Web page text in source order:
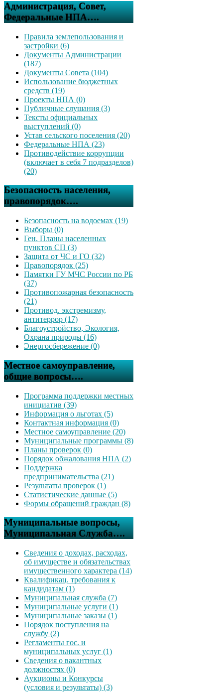
Администрация, Совет,
Федеральные НПА….
Правила землепользования и
застройки (6)
Документы Администрации
(187)
Документы Совета (104)
Использование бюджетных
средств (19)
Проекты НПА (0)
Публичные слушания (3)
Тексты официальных
выступлений (0)
Устав сельского поселения (20)
Федеральные НПА (23)
Противодействие коррупции
(включает в себя 7 подразделов)
(20)
Безопасность населения,
правопорядок….
Безопасность на водоемах (19)
Выборы (0)
Ген. Планы населенных
пунктов СП (3)
Защита от ЧС и ГО (32)
Правопорядок (25)
Памятки ГУ МЧС России по РБ
(37)
Противопожарная безопасность
(21)
Противод. экстремизму,
антитеррор (17)
Благоустройство, Экология,
Охрана природы (16)
Энергосбережение (0)
Местное самоуправление,
общие вопросы….
Программа поддержки местных
инициатив (39)
Информация о льготах (5)
Контактная информация (0)
Местное самоуправление (20)
Муниципальные программы (8)
Планы проверок (0)
Порядок обжалования НПА (2)
Поддержка
предпринимательства (21)
Результаты проверок (1)
Статистические данные (5)
Формы обращений граждан (8)
Муниципальные вопросы,
Муниципальная Служба….
Сведения о доходах, расходах,
об имуществе и обязательствах
имущественного характера (14)
Квалификац. требования к
кандидатам (1)
Муниципальная служба (7)
Муниципальные услуги (1)
Муниципальные заказы (1)
Порядок поступления на
службу (2)
Регламенты гос. и
муниципальных услуг (1)
Сведения о вакантных
должностях (0)
Аукционы и Конкурсы
(условия и результаты) (3)